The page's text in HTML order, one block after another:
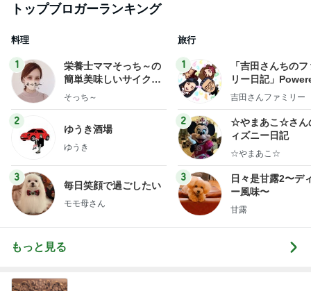
トップブロガーランキング
料理
1
栄養士ママそっち～の
簡単美味しいサイクル
献立
そっち～
2
ゆうき酒場
ゆうき
3
毎日笑顔で過ごしたい
モモ母さん
旅行
1
「吉田さんちの
リー日記」
y Ameba 吉田さ
ログ
吉田さんファミリー
2
☆やまあこ☆さん
ィズニー日記
☆やまあこ☆
3
日々是甘露2〜デ
ー風味〜
甘露
もっと見る